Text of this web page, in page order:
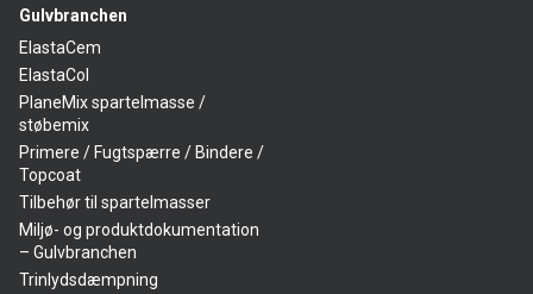
Gulvbranchen
ElastaCem
ElastaCol
PlaneMix spartelmasse /
støbemix
Primere / Fugtspærre / Bindere /
Topcoat
Tilbehør til spartelmasser
Miljø- og produktdokumentation
– Gulvbranchen
Trinlydsdæmpning